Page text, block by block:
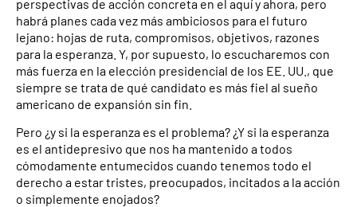
perspectivas de acción concreta en el aquí y ahora, pero
habrá planes cada vez más ambiciosos para el futuro
lejano: hojas de ruta, compromisos, objetivos, razones
para la esperanza. Y, por supuesto, lo escucharemos con
más fuerza en la elección presidencial de los EE. UU., que
siempre se trata de qué candidato es más fiel al sueño
americano de expansión sin fin.
Pero ¿y si la esperanza es el problema? ¿Y si la esperanza
es el antidepresivo que nos ha mantenido a todos
cómodamente entumecidos cuando tenemos todo el
derecho a estar tristes, preocupados, incitados a la acción
o simplemente enojados?